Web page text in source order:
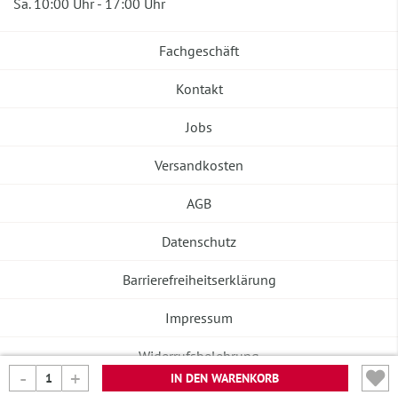
IN DEN WARENKORB
Sa. 10:00 Uhr - 17:00 Uhr
Fachgeschäft
Kontakt
Jobs
Versandkosten
AGB
Datenschutz
Barrierefreiheitserklärung
Impressum
Widerrufsbelehrung
Vertrag widerrufen